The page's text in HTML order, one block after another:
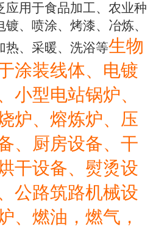
应用于食品加工、农业种
、喷涂、烤漆、冶炼、
热、采暖、洗浴等生物
涂装线体、电镀
小型电站锅炉、
炉、熔炼炉、压
、厨房设备、干
干设备、熨烫设
公路筑路机械设
、燃油，燃气，